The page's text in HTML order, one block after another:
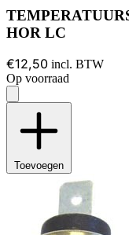
HOR LC
€12,50 incl. BTW
Op voorraad
Toevoegen